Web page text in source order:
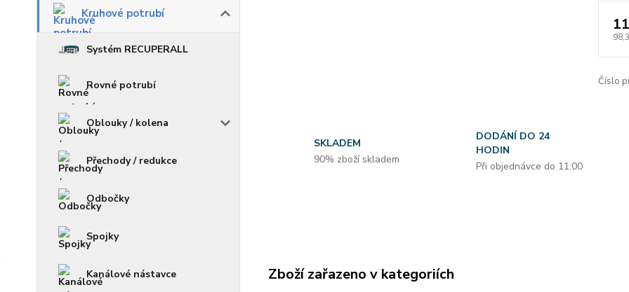
Kruhové potrubí
Systém RECUPERALL
Rovné potrubí
Oblouky / kolena
Přechody / redukce
Odbočky
Spojky
Kanálové nástavce
Číslo
SKLADEM
90% zboží skladem
DODÁNÍ DO 24
HODIN
Při objednávce do 11:00
Zboží zařazeno v kategoriích